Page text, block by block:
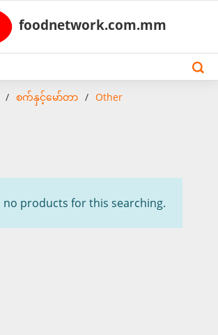
foodnetwork.com.mm
စက်နှင့်မော်တာ Other
no products for this searching.